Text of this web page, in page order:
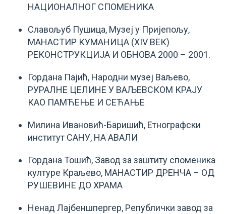
НАЦИОНАЛНОГ СПОМЕНИКА
Славољуб Пушица, Музеј у Пријепољу,
МАНАСТИР КУМАНИЦА (XIV ВЕК)
РЕКОНСТРУКЦИЈА И ОБНОВА 2000 – 2001.
Гордана Пајић, Народни музеј Ваљево,
РУРАЛНЕ ЦЕЛИНЕ У ВАЉЕВСКОМ КРАЈУ
КАО ПАМЋЕЊЕ И СЕЋАЊЕ
Милина Ивановић-Баришић, Етнографски
институт САНУ, НА АВАЛИ
Гордана Тошић, Завод за заштиту споменика
културе Краљево, МАНАСТИР ДРЕНЧА – ОД
РУШЕВИНЕ ДО ХРАМА
Ненад Лајбеншпергер, Републички завод за